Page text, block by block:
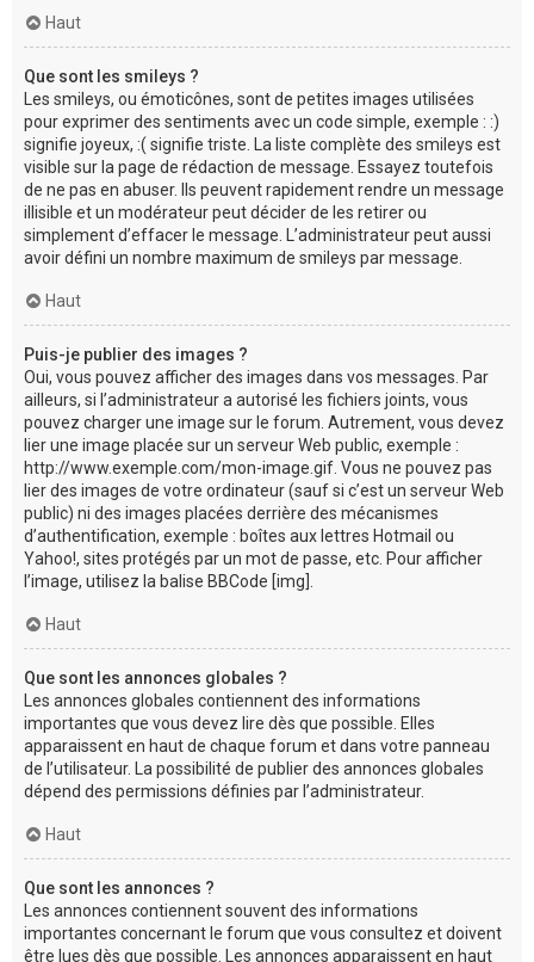
Haut
Que sont les smileys ?
Les smileys, ou émoticônes, sont de petites images utilisées
pour exprimer des sentiments avec un code simple, exemple : :)
signifie joyeux, :( signifie triste. La liste complète des smileys est
visible sur la page de rédaction de message. Essayez toutefois
de ne pas en abuser. Ils peuvent rapidement rendre un message
illisible et un modérateur peut décider de les retirer ou
simplement d’effacer le message. L’administrateur peut aussi
avoir défini un nombre maximum de smileys par message.
Haut
Puis-je publier des images ?
Oui, vous pouvez afficher des images dans vos messages. Par
ailleurs, si l’administrateur a autorisé les fichiers joints, vous
pouvez charger une image sur le forum. Autrement, vous devez
lier une image placée sur un serveur Web public, exemple :
http://www.exemple.com/mon-image.gif. Vous ne pouvez pas
lier des images de votre ordinateur (sauf si c’est un serveur Web
public) ni des images placées derrière des mécanismes
d’authentification, exemple : boîtes aux lettres Hotmail ou
Yahoo!, sites protégés par un mot de passe, etc. Pour afficher
l’image, utilisez la balise BBCode [img].
Haut
Que sont les annonces globales ?
Les annonces globales contiennent des informations
importantes que vous devez lire dès que possible. Elles
apparaissent en haut de chaque forum et dans votre panneau
de l’utilisateur. La possibilité de publier des annonces globales
dépend des permissions définies par l’administrateur.
Haut
Que sont les annonces ?
Les annonces contiennent souvent des informations
importantes concernant le forum que vous consultez et doivent
être lues dès que possible. Les annonces apparaissent en haut